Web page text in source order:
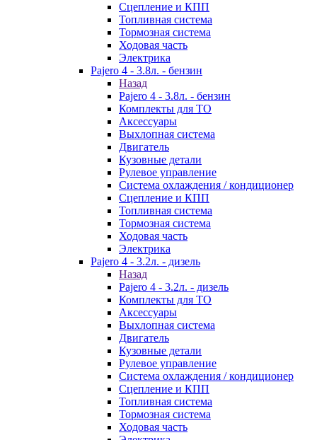
Сцепление и КПП
Топливная система
Тормозная система
Ходовая часть
Электрика
Pajero 4 - 3.8л. - бензин
Назад
Pajero 4 - 3.8л. - бензин
Комплекты для ТО
Аксессуары
Выхлопная система
Двигатель
Кузовные детали
Рулевое управление
Система охлаждения / кондиционер
Сцепление и КПП
Топливная система
Тормозная система
Ходовая часть
Электрика
Pajero 4 - 3.2л. - дизель
Назад
Pajero 4 - 3.2л. - дизель
Комплекты для ТО
Аксессуары
Выхлопная система
Двигатель
Кузовные детали
Рулевое управление
Система охлаждения / кондиционер
Сцепление и КПП
Топливная система
Тормозная система
Ходовая часть